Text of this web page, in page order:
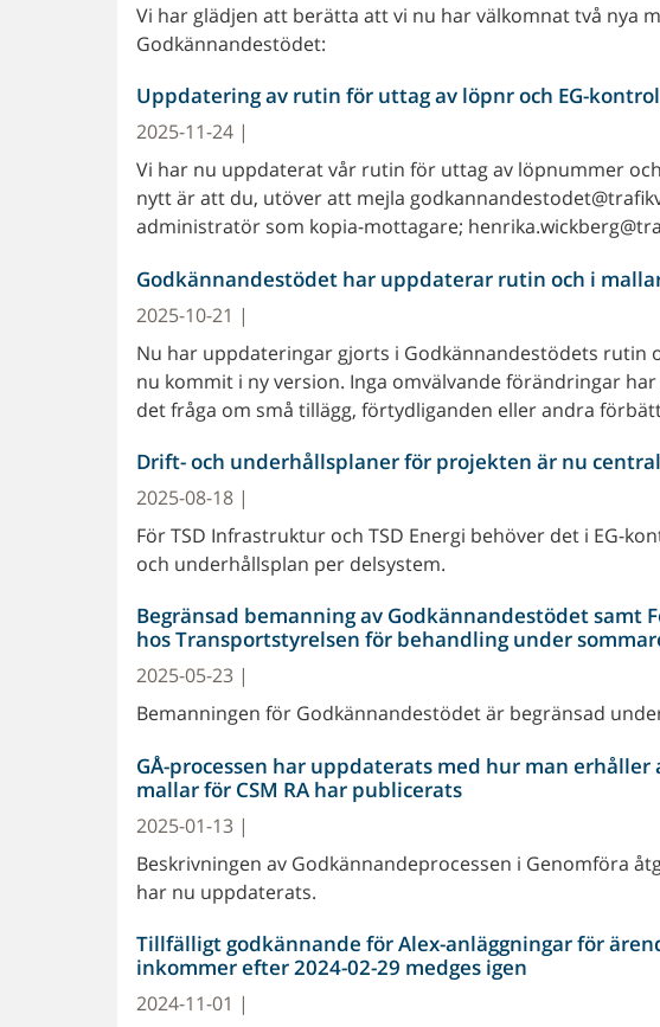
Vi har glädjen att berätta att vi nu har välkomnat två nya
Godkännandestödet:
Uppdatering av rutin för uttag av löpnr och EG-
2025-11-24 |
Vi har nu uppdaterat vår rutin för uttag av löpnummer
nytt är att du, utöver att mejla
administratör som kopia-mottagare;
Godkännandestödet har uppdaterar rutin och i
2025-10-21 |
Nu har uppdateringar gjorts i Godkännandestödets rutin
nu kommit i ny version. Inga omvälvande förändringar
det fråga om små tillägg, förtydliganden eller andra
Drift- och underhållsplaner för projekten är nu
2025-08-18 |
För TSD Infrastruktur och TSD Energi behöver det i EG-
och underhållsplan per delsystem.
Begränsad bemanning av Godkännandestödet samt
hos Transportstyrelsen för behandling under
2025-05-23 |
Bemanningen för Godkännandestödet är begränsad
GÅ-processen har uppdaterats med hur man erhåller
mallar för CSM RA har publicerats
2025-01-13 |
Beskrivningen av Godkännandeprocessen i Genomföra
har nu uppdaterats.
Tillfälligt godkännande för Alex-anläggningar för
inkommer efter 2024-02-29 medges igen
2024-11-01 |